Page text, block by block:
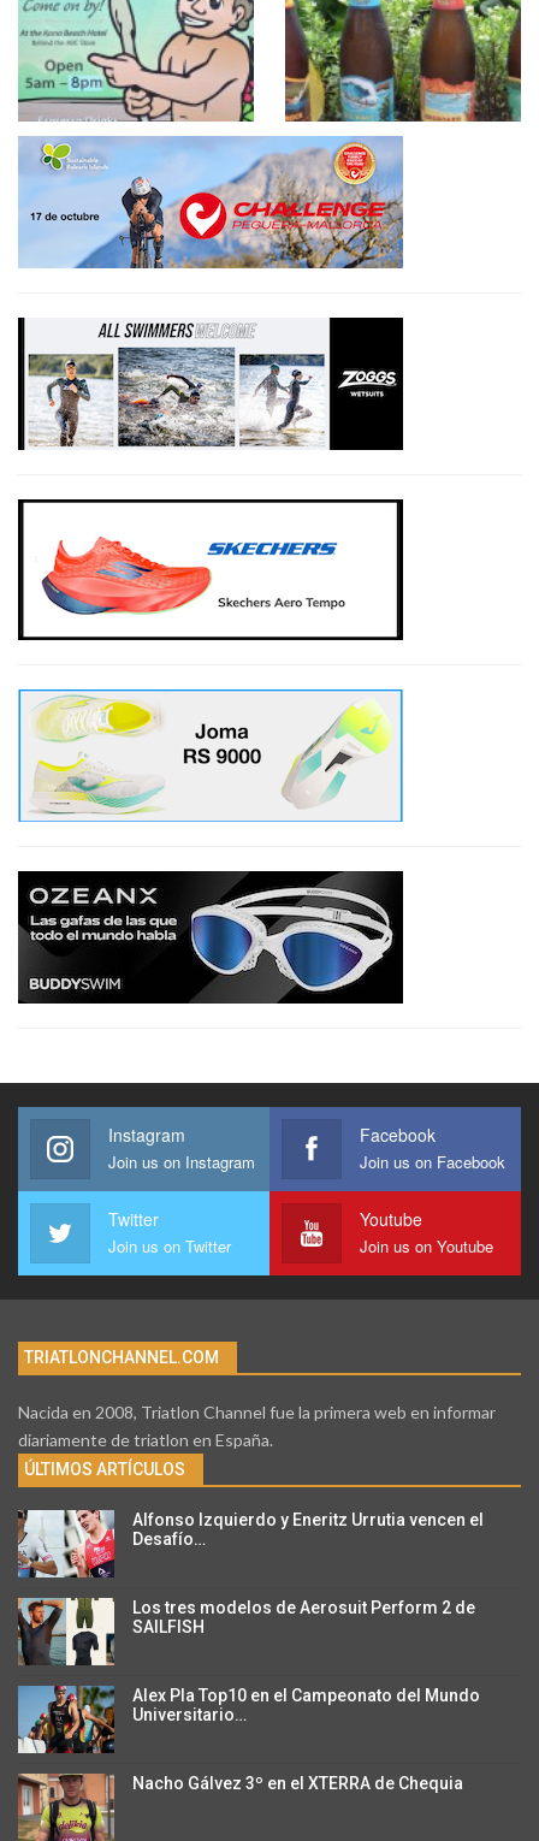
Instagram
Join us on Instagram
Facebook
Join us on Facebook
Twitter
Join us on Twitter
Youtube
Join us on Youtube
TRIATLONCHANNEL.COM
Nacida en 2008, Triatlon Channel fue la primera web en informar
diariamente de triatlon en España.
ÚLTIMOS ARTÍCULOS
Alfonso Izquierdo y Eneritz Urrutia vencen el
Desafío…
Los tres modelos de Aerosuit Perform 2 de
SAILFISH
Alex Pla Top10 en el Campeonato del Mundo
Universitario…
Nacho Gálvez 3º en el XTERRA de Chequia